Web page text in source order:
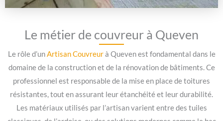
Le métier de couvreur à Queven
Le rôle d’unArtisan Couvreurà Queven est fondamental dans le
domaine de la construction et de la rénovation de bâtiments. Ce
professionnel est responsable de la mise en place de toitures
résistantes, tout en assurant leur étanchéité et leur durabilité.
Les matériaux utilisés par l’artisan varient entre des tuiles